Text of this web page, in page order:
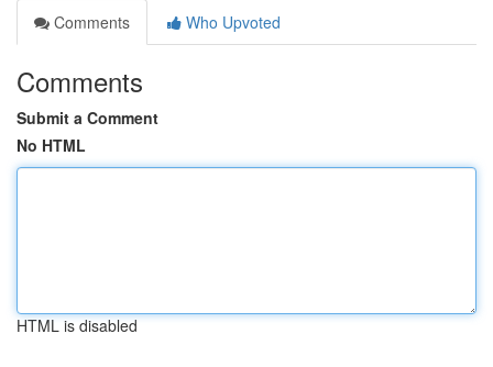
Comments
Who Upvoted
Comments
Submit a Comment
No HTML
HTML is disabled